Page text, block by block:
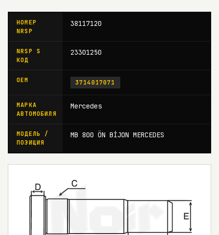
НОМЕР
NRSP
38117120
NRSP S
КОД
23301250
OEM 3714017071
МАРКА
АВТОМОБИЛЯ
Mercedes
МОДЕЛЬ /
ПОЗИЦИЯ
MB 800 ÖN BİJON MERCEDES